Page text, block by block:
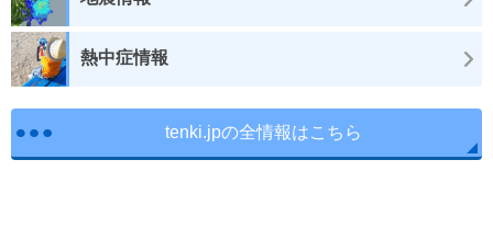
熱中症情報
tenki.jpの全情報はこちら